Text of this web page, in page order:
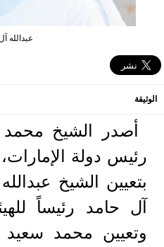
عبدالله
الوثيقة
أصدر الشيخ محمد
رئيس دولة
بتعيين الشيخ
آل حامد رئيساً
وتعيين محمد سعيد